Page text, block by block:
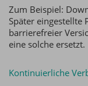
Zum Beispiel:
Später eingestellte
barrierefreier
eine solche ersetzt.
Kontinuierliche